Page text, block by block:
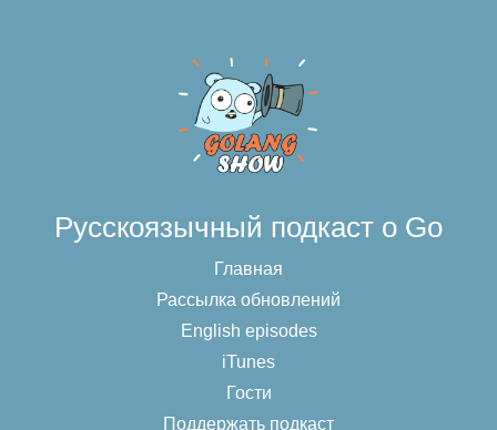
Русскоязычный подкаст о Go
Главная
Рассылка обновлений
English episodes
iTunes
Гости
Поддержать подкаст